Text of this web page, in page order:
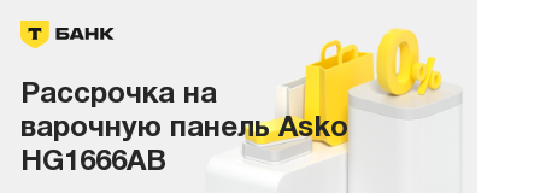
Рассрочка на
варочную панель Asko
HG1666AB